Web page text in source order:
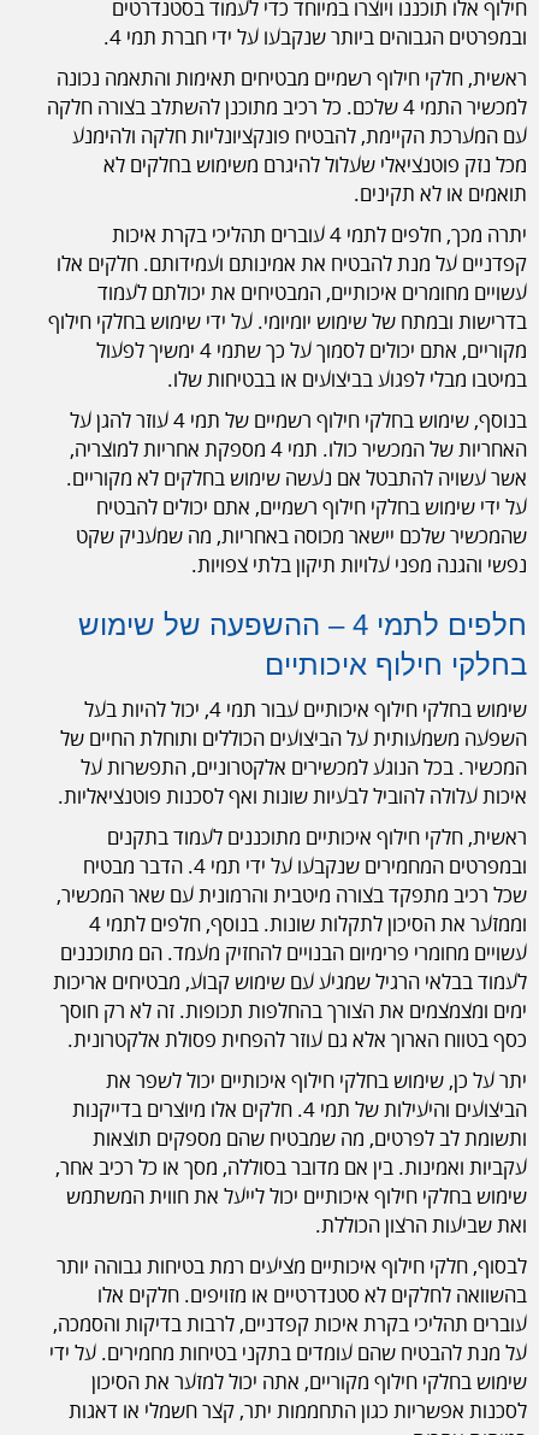
חילוף אלו תוכננו ויוצרו במיוחד כדי לעמוד בסטנדרטים
ובמפרטים הגבוהים ביותר שנקבעו על ידי חברת תמי 4.
ראשית, חלקי חילוף רשמיים מבטיחים תאימות והתאמה נכונה
למכשיר התמי 4 שלכם. כל רכיב מתוכנן להשתלב בצורה חלקה
עם המערכת הקיימת, להבטיח פונקציונליות חלקה ולהימנע
מכל נזק פוטנציאלי שעלול להיגרם משימוש בחלקים לא
תואמים או לא תקינים.
יתרה מכך, חלפים לתמי 4 עוברים תהליכי בקרת איכות
קפדניים על מנת להבטיח את אמינותם ועמידותם. חלקים אלו
עשויים מחומרים איכותיים, המבטיחים את יכולתם לעמוד
בדרישות ובמתח של שימוש יומיומי. על ידי שימוש בחלקי חילוף
מקוריים, אתם יכולים לסמוך על כך שתמי 4 ימשיך לפעול
במיטבו מבלי לפגוע בביצועים או בבטיחות שלו.
בנוסף, שימוש בחלקי חילוף רשמיים של תמי 4 עוזר להגן על
האחריות של המכשיר כולו. תמי 4 מספקת אחריות למוצריה,
אשר עשויה להתבטל אם נעשה שימוש בחלקים לא מקוריים.
על ידי שימוש בחלקי חילוף רשמיים, אתם יכולים להבטיח
שהמכשיר שלכם יישאר מכוסה באחריות, מה שמעניק שקט
נפשי והגנה מפני עלויות תיקון בלתי צפויות.
חלפים לתמי 4 – ההשפעה של שימוש
בחלקי חילוף איכותיים
שימוש בחלקי חילוף איכותיים עבור תמי 4, יכול להיות בעל
השפעה משמעותית על הביצועים הכוללים ותוחלת החיים של
המכשיר. בכל הנוגע למכשירים אלקטרוניים, התפשרות על
איכות עלולה להוביל לבעיות שונות ואף לסכנות פוטנציאליות.
ראשית, חלקי חילוף איכותיים מתוכננים לעמוד בתקנים
ובמפרטים המחמירים שנקבעו על ידי תמי 4. הדבר מבטיח
שכל רכיב מתפקד בצורה מיטבית והרמונית עם שאר המכשיר,
וממזער את הסיכון לתקלות שונות. בנוסף, חלפים לתמי 4
עשויים מחומרי פרימיום הבנויים להחזיק מעמד. הם מתוכננים
לעמוד בבלאי הרגיל שמגיע עם שימוש קבוע, מבטיחים אריכות
ימים ומצמצמים את הצורך בהחלפות תכופות. זה לא רק חוסך
כסף בטווח הארוך אלא גם עוזר להפחית פסולת אלקטרונית.
יתר על כן, שימוש בחלקי חילוף איכותיים יכול לשפר את
הביצועים והיעילות של תמי 4. חלקים אלו מיוצרים בדייקנות
ותשומת לב לפרטים, מה שמבטיח שהם מספקים תוצאות
עקביות ואמינות. בין אם מדובר בסוללה, מסך או כל רכיב אחר,
שימוש בחלקי חילוף איכותיים יכול לייעל את חווית המשתמש
ואת שביעות הרצון הכוללת.
לבסוף, חלקי חילוף איכותיים מציעים רמת בטיחות גבוהה יותר
בהשוואה לחלקים לא סטנדרטיים או מזויפים. חלקים אלו
עוברים תהליכי בקרת איכות קפדניים, לרבות בדיקות והסמכה,
על מנת להבטיח שהם עומדים בתקני בטיחות מחמירים. על ידי
שימוש בחלקי חילוף מקוריים, אתה יכול למזער את הסיכון
לסכנות אפשריות כגון התחממות יתר, קצר חשמלי או דאגות